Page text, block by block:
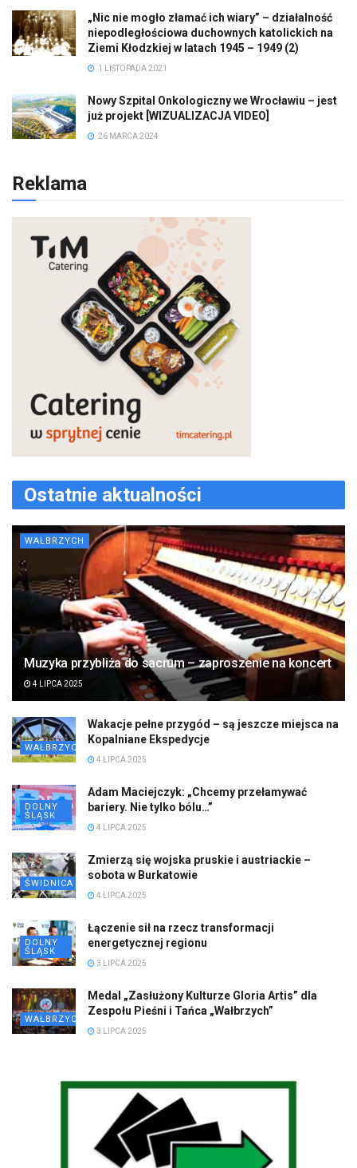
„Nic nie mogło złamać ich wiary” – działalność
niepodległościowa duchownych katolickich na
Ziemi Kłodzkiej w latach 1945 – 1949 (2)
1 LISTOPADA 2021
Nowy Szpital Onkologiczny we Wrocławiu – jest
już projekt [WIZUALIZACJA VIDEO]
26 MARCA 2024
Reklama
Ostatnie aktualności
WAŁBRZYCH
Muzyka przybliża do sacrum – zaproszenie na koncert
4 LIPCA 2025
WAŁBRZYCH
Wakacje pełne przygód – są jeszcze miejsca na
Kopalniane Ekspedycje
4 LIPCA 2025
DOLNY
ŚLĄSK
Adam Maciejczyk: „Chcemy przełamywać
bariery. Nie tylko bólu…”
4 LIPCA 2025
ŚWIDNICA
Zmierzą się wojska pruskie i austriackie –
sobota w Burkatowie
4 LIPCA 2025
DOLNY
ŚLĄSK
Łączenie sił na rzecz transformacji
energetycznej regionu
3 LIPCA 2025
WAŁBRZYCH
Medal „Zasłużony Kulturze Gloria Artis” dla
Zespołu Pieśni i Tańca „Wałbrzych”
3 LIPCA 2025